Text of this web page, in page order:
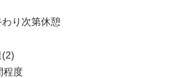
り次第休憩
(2)
程度